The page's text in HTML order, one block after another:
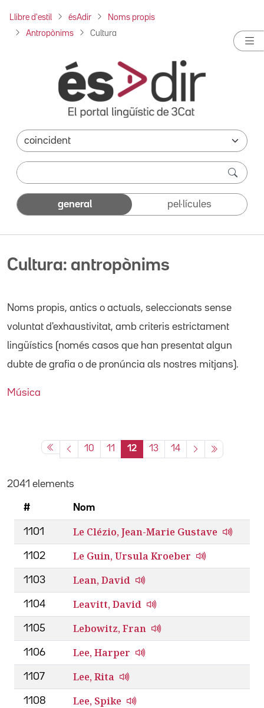
Llibre d'estil ésAdir Noms propis
Antropònims Cultura
general pel·lícules
Cultura: antropònims
Noms propis, antics o actuals, seleccionats sense
voluntat d'exhaustivitat, amb criteris estrictament
lingüístics (només casos que han presentat algun
dubte de grafia o de pronúncia als nostres mitjans).
Música
10 11 12 13 14
2041 elements
# Nom
1101 Le Clézio, Jean-Marie Gustave
1102 Le Guin, Ursula Kroeber
1103 Lean, David
1104 Leavitt, David
1105 Lebowitz, Fran
1106 Lee, Harper
1107 Lee, Rita
1108 Lee, Spike